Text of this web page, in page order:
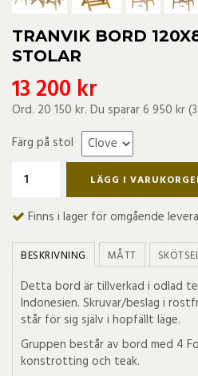
TRANVIK BORD
STOLAR
13 200 kr
Ord. 20 150 kr. Du sparar6 950 kr(
Färg på stol
LÄGG I
Finns i lager för omgående
BESKRIVNING MÅTT
Detta bord är tillverkad i odlad
Indonesien. Skruvar/beslag i
står för sig själv i hopfällt läge.
Gruppen består av bord med 4
konstrotting och teak.